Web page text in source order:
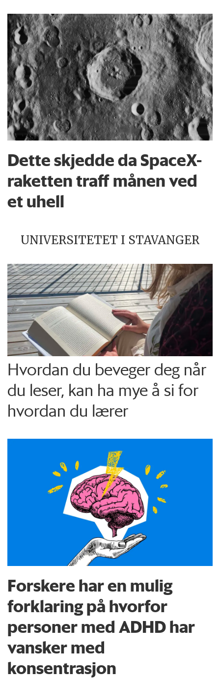
Dette skjedde da SpaceX-
raketten traff månen ved
et uhell
UNIVERSITETET I STAVANGER
Hvordan du beveger deg når
du leser, kan ha mye å si for
hvordan du lærer
Forskere har en mulig
forklaring på hvorfor
personer med ADHD har
vansker med
konsentrasjon